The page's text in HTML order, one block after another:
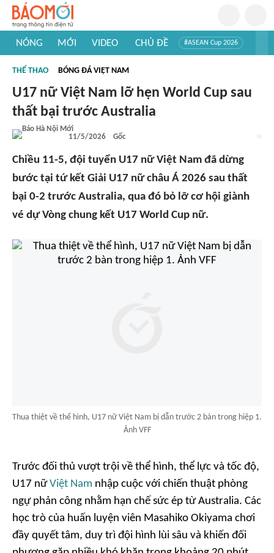
NÓNG MỚI VIDEO CHỦ ĐỀ #ASEAN Cup 2026
#Khám phá thế giới
THỂ THAO BÓNG ĐÁ VIỆT NAM
U17 nữ Việt Nam lỡ hẹn World Cup sau
thất bại trước Australia
11/5/2026 Gốc
Chiều 11-5, đội tuyển U17 nữ Việt Nam đã dừng
bước tại tứ kết Giải U17 nữ châu Á 2026 sau thất
bại 0-2 trước Australia, qua đó bỏ lỡ cơ hội giành
vé dự Vòng chung kết U17 World Cup nữ.
Thua thiệt về thể hình, U17 nữ Việt Nam bị dẫn trước 2 bàn trong hiệp 1.
Ảnh VFF
Trước đối thủ vượt trội về thể hình, thể lực và tốc độ,
U17 nữViệt Nam nhập cuộc với chiến thuật phòng
ngự phản công nhằm hạn chế sức ép từ Australia. Các
học trò của huấn luyện viên Masahiko Okiyama chơi
đầy quyết tâm, duy trì đội hình lùi sâu và khiến đối